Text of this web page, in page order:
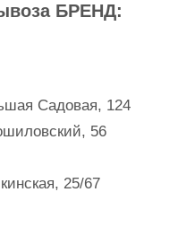
БРЕНД:
Садовая, 124
56
25/67